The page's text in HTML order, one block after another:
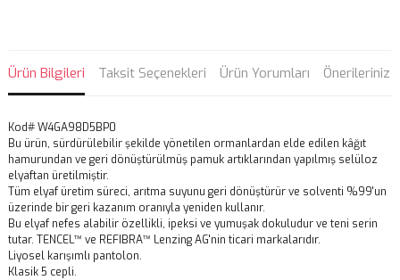
Ürün Bilgileri Taksit Seçenekleri Ürün Yorumları Önerileriniz
Kod# W4GA98D5BP0
Bu ürün, sürdürülebilir şekilde yönetilen ormanlardan elde edilen kâğıt
hamurundan ve geri dönüştürülmüş pamuk artıklarından yapılmış selüloz
elyaftan üretilmiştir.
Tüm elyaf üretim süreci, arıtma suyunu geri dönüştürür ve solventi %99'un
üzerinde bir geri kazanım oranıyla yeniden kullanır.
Bu elyaf nefes alabilir özellikli, ipeksi ve yumuşak dokuludur ve teni serin
tutar. TENCEL™ ve REFIBRA™ Lenzing AG'nin ticari markalarıdır.
Liyosel karışımlı pantolon.
Klasik 5 cepli.